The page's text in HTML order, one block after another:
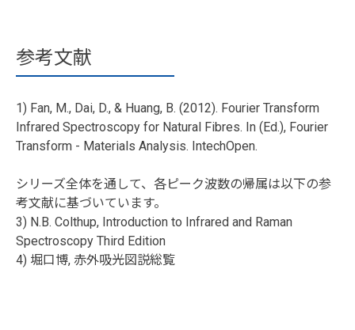
参考文献
1) Fan, M., Dai, D., & Huang, B. (2012). Fourier Transform
Infrared Spectroscopy for Natural Fibres. In (Ed.), Fourier
Transform - Materials Analysis. IntechOpen.
シリーズ全体を通して、各ピーク波数の帰属は以下の参
考文献に基づいています。
3) N.B. Colthup, Introduction to Infrared and Raman
Spectroscopy Third Edition
4) 堀口博, 赤外吸光図説総覧